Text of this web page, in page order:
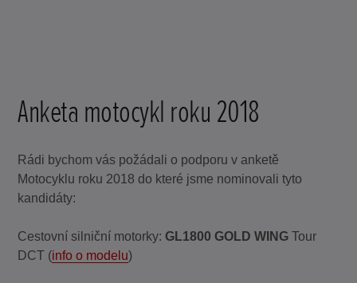
Anketa motocykl roku 2018
Rádi bychom vás požádali o podporu v anketě
Motocyklu roku 2018 do které jsme nominovali tyto
kandidáty:
Cestovní silniční motorky:GL1800 GOLD WING Tour
DCT (info o modelu)